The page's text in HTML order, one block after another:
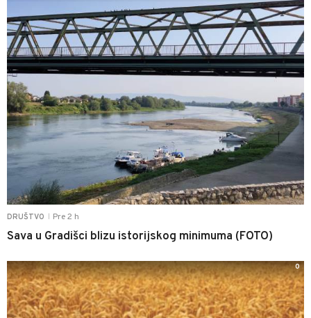
DRUŠTVO Pre 2 h
Sava u Gradišci blizu istorijskog minimuma (FOTO)
0